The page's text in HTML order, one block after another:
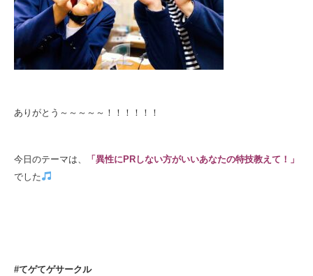
ありがとう～～～～～！！！！！！
今日のテーマは、
「異性にPRしない方がいいあなたの特技教えて！」
でした
#てゲてゲサークル